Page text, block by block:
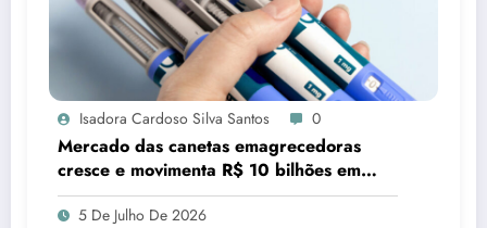
Isadora Cardoso Silva Santos 0
Mercado das canetas emagrecedoras
cresce e movimenta R$ 10 bilhões em
quatro anos
5 De Julho De 2026